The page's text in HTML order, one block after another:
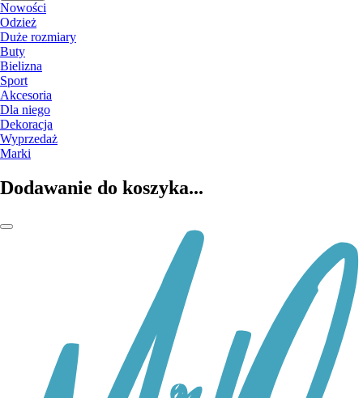
Nowości
Odzież
Duże rozmiary
Buty
Bielizna
Sport
Akcesoria
Dla niego
Dekoracja
Wyprzedaż
Marki
Dodawanie do koszyka...